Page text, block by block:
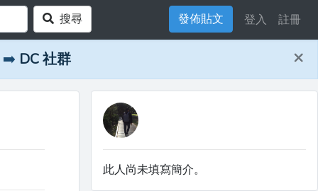
搜尋 發佈貼文 登入 註冊
➡️ DC 社群 ×
此人尚未填寫簡介。